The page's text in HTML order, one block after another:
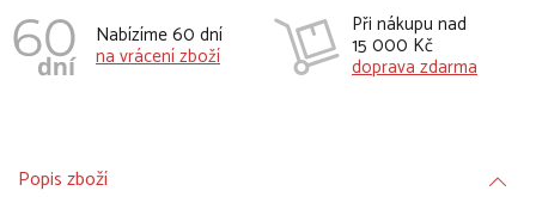
Nabízíme 60 dní
na vrácení zboží
Při nákupu nad
15 000 Kč
doprava zdarma
Popis zboží